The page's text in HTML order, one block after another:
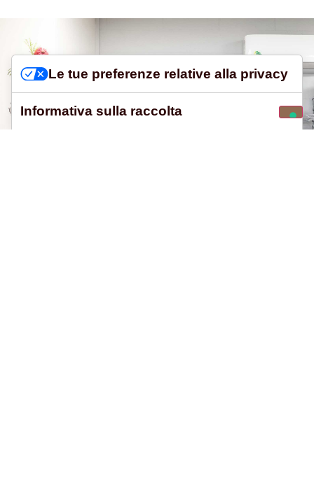
Le tue preferenze relative alla privacy
Informativa sulla raccolta